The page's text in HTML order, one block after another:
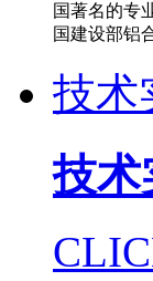
国著名的专
国建设部铝
技术
技术